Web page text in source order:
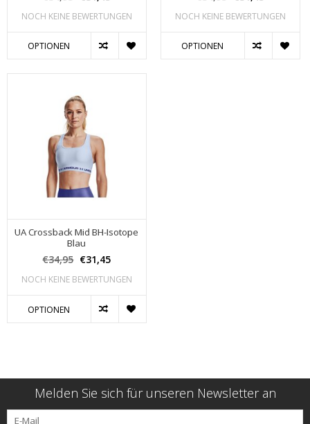
NOCH KEINE BEWERTUNGEN
OPTIONEN
NOCH KEINE BEWERTUNGEN
OPTIONEN
UA Crossback Mid BH-Isotope
Blau
€34,95 €31,45
NOCH KEINE BEWERTUNGEN
OPTIONEN
Melden Sie sich für unseren Newsletter an